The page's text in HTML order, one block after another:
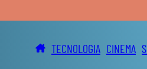
TECNOLOGIA CINEMA